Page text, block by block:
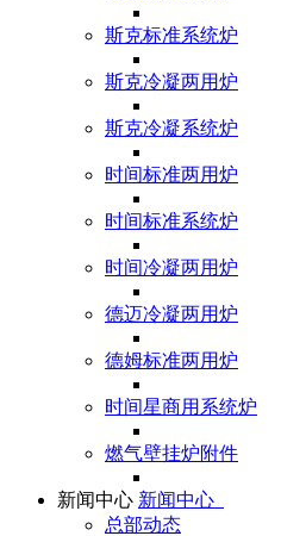
斯克标准系统炉
斯克冷凝两用炉
斯克冷凝系统炉
时间标准两用炉
时间标准系统炉
时间冷凝两用炉
德迈冷凝两用炉
德姆标准两用炉
时间星商用系统炉
燃气壁挂炉附件
新闻中心 新闻中心
总部动态